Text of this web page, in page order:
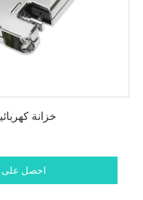
خزانة
احصل